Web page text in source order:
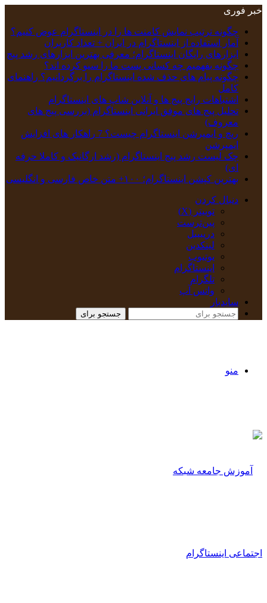
خبر فوری
چگونه ترتیب نمایش کامنت‌ ها را در اینستاگرام عوض کنیم؟
آمار استفاده از اینستاگرام در ایران + تعداد کاربران
ابزارهای رایگان اینستاگرام؛ معرفی بهترین ابزارهای رشد پیج
چگونه بفهمیم چه کسانی پست ما را سیو کرده اند؟
چگونه پیام‌ های حذف‌ شده اینستاگرام را برگردانیم؟ راهنمای
کامل
اشتباهات رایج پیج ها و آنلاین شاپ های اینستاگرام
تحلیل پیج‌ های موفق ایرانی اینستاگرام (بررسی پیج های
معروف)
ریچ و ایمپرشن اینستاگرام چیست؟ 7 راهکار های افزایش
ایمپرشن
چک‌ لیست رشد پیج اینستاگرام (رشد ارگانیک و کاملا حرفه
ای)
بهترین کپشن‌ اینستاگرام؛ ۱۰۰+ متن خاص فارسی و انگلیسی
دنبال کردن
توییتر (X)
‫پین‌ترست
دریبببل
لینکدین
یوتیوب
اینستاگرام
تلگرام
واتس آپ
سایدبار
جستجو برای
منو